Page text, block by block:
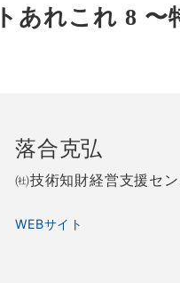
あれこれ 8 〜
落合克弘
㈳技術知財経営支援セ
WEBサイト